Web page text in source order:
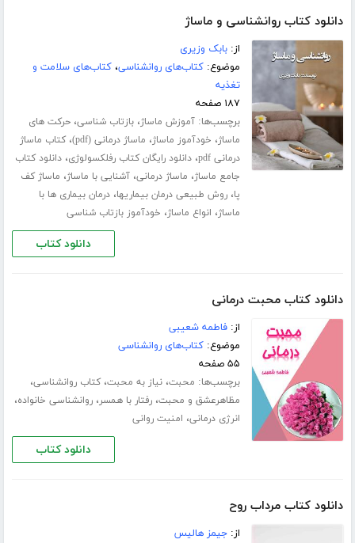
دانلود کتاب روانشناسی و ماساژ
از:بابک وزیری
موضوع:کتاب‌های روانشناسی،کتاب‌های سلامت و
تغذیه
۱۸۷ صفحه
برچسب‌ها:آموزش ماساژ،بازتاب شناسی،حرکت های
ماساژ، خودآموز ماساژ، ماساژ درمانی (pdf) ،کتاب ماساژ
درمانی pdf
،دانلود رایگان کتاب رفلکسولوژی،دانلود کتاب
جامع ماساژ، ماساژ درمانی،آشنایی با ماساژ، ماساژ کف
پا،روش طبیعی درمان بیماریها،درمان بیماری ها با
ماساژ، انواع ماساژ، خودآموز بازتاب شناسی
دانلود کتاب
دانلود کتاب محبت درمانی
از:فاطمه شعیبی
موضوع:کتاب‌های روانشناسی
۵۵ صفحه
برچسب‌ها: محبت،نیاز به محبت،کتاب روانشناسی،
مظاهرعشق و محبت،رفتار با همسر،روانشناسی خانواده،
انرژی درمانی، امنیت روانی
دانلود کتاب
دانلود کتاب مرداب روح
از:جیمز هالیس